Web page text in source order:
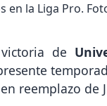
la Liga Pro.
de
reemplazo de